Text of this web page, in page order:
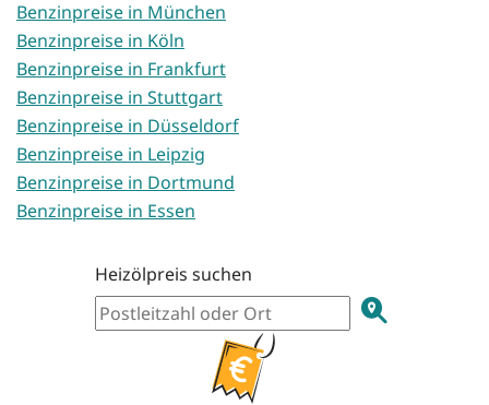
Benzinpreise in München
Benzinpreise in Köln
Benzinpreise in Frankfurt
Benzinpreise in Stuttgart
Benzinpreise in Düsseldorf
Benzinpreise in Leipzig
Benzinpreise in Dortmund
Benzinpreise in Essen
Heizölpreis suchen